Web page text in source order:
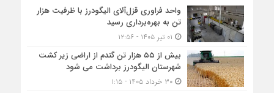
واحد فراوری قزل‌آلای الیگودرز با ظرفیت هزار
تن به بهره‌برداری رسید
بیش از ۵۵ هزار تن گندم از اراضی زیر کشت
شهرستان الیگودرز برداشت می شود
۳۰ خرداد ۱۴۰۵ - ۱:۱۵